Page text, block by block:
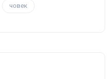
човек